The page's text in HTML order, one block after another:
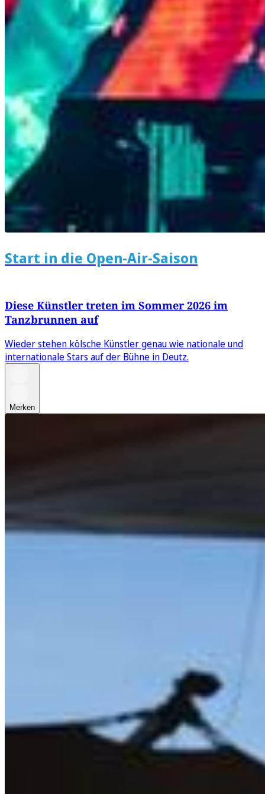
Start in die Open-Air-Saison
Diese Künstler treten im Sommer 2026 im
Tanzbrunnen auf
Wieder stehen kölsche Künstler genau wie nationale und
internationale Stars auf der Bühne in Deutz.
Merken